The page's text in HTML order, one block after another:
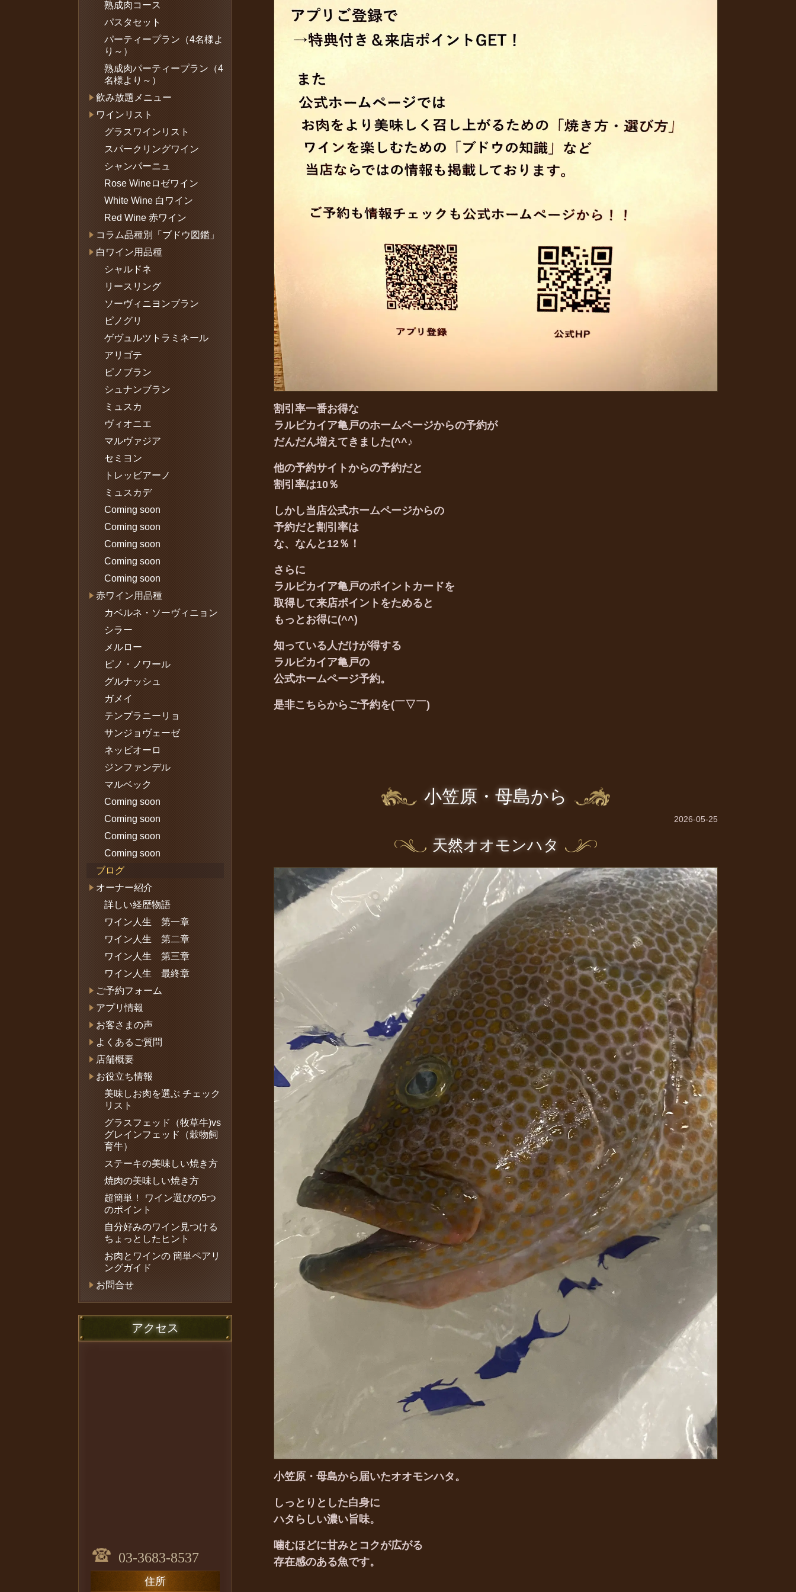
割引率一番お得な
ラルピカイア亀戸のホームページからの予約が
だんだん増えてきました(^^♪
他の予約サイトからの予約だと
割引率は10％
しかし当店公式ホームページからの
予約だと割引率は
な、なんと12％！
さらに
ラルピカイア亀戸のポイントカードを
取得して来店ポイントをためると
もっとお得に(^^)
知っている人だけが得する
ラルピカイア亀戸の
公式ホームページ予約。
是非こちらからご予約を(￣▽￣)
小笠原・母島から
2026-05-25
天然オオモンハタ
小笠原・母島から届いたオオモンハタ。
しっとりとした白身に
ハタらしい濃い旨味。
噛むほどに甘みとコクが広がる
存在感のある魚です。
熟成肉コース
パスタセット
パーティープラン（4名様よ
り～）
熟成肉パーティープラン（4
名様より～）
飲み放題メニュー
ワインリスト
グラスワインリスト
スパークリングワイン
シャンパーニュ
Rose Wineロゼワイン
White Wine 白ワイン
Red Wine 赤ワイン
コラム品種別「ブドウ図鑑」
白ワイン用品種
シャルドネ
リースリング
ソーヴィニヨンブラン
ピノグリ
ゲヴュルツトラミネール
アリゴテ
ピノブラン
シュナンブラン
ミュスカ
ヴィオニエ
マルヴァジア
セミヨン
トレッビアーノ
ミュスカデ
Coming soon
Coming soon
Coming soon
Coming soon
Coming soon
赤ワイン用品種
カベルネ・ソーヴィニョン
シラー
メルロー
ピノ・ノワール
グルナッシュ
ガメイ
テンプラニーリョ
サンジョヴェーゼ
ネッビオーロ
ジンファンデル
マルベック
Coming soon
Coming soon
Coming soon
Coming soon
ブログ
オーナー紹介
詳しい経歴物語
ワイン人生 第一章
ワイン人生 第二章
ワイン人生 第三章
ワイン人生 最終章
ご予約フォーム
アプリ情報
お客さまの声
よくあるご質問
店舗概要
お役立ち情報
美味しお肉を選ぶ チェック
リスト
グラスフェッド（牧草牛)vs
グレインフェッド（穀物飼
育牛）
ステーキの美味しい焼き方
焼肉の美味しい焼き方
超簡単！ ワイン選びの5つ
のポイント
自分好みのワイン見つける
ちょっとしたヒント
お肉とワインの 簡単ペアリ
ングガイド
お問合せ
アクセス
03-3683-8537
住所